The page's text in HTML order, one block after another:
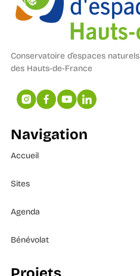
Conservatoire d’espaces naturels
des Hauts-de-France
Navigation
Accueil
Sites
Agenda
Bénévolat